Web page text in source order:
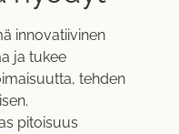
innovatiivinen
ja tukee
tehden
pitoisuus